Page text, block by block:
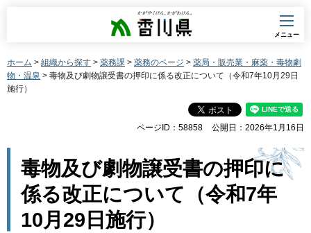
香川県
メニュー
ホーム > 組織から探す > 薬務課 > 薬務のページ > 薬局・販売業・麻薬・毒物劇
物・温泉 > 毒物及び劇物譲受書の押印に係る改正について（令和7年10月29日
施行）
ページID：58858 公開日：2026年1月16日
毒物及び劇物譲受書の押印に
係る改正について（令和7年
10月29日施行）